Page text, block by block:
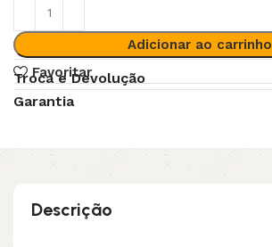
Adicionar ao carrinho
Favoritar
Troca e Devolução
Garantia
Descrição